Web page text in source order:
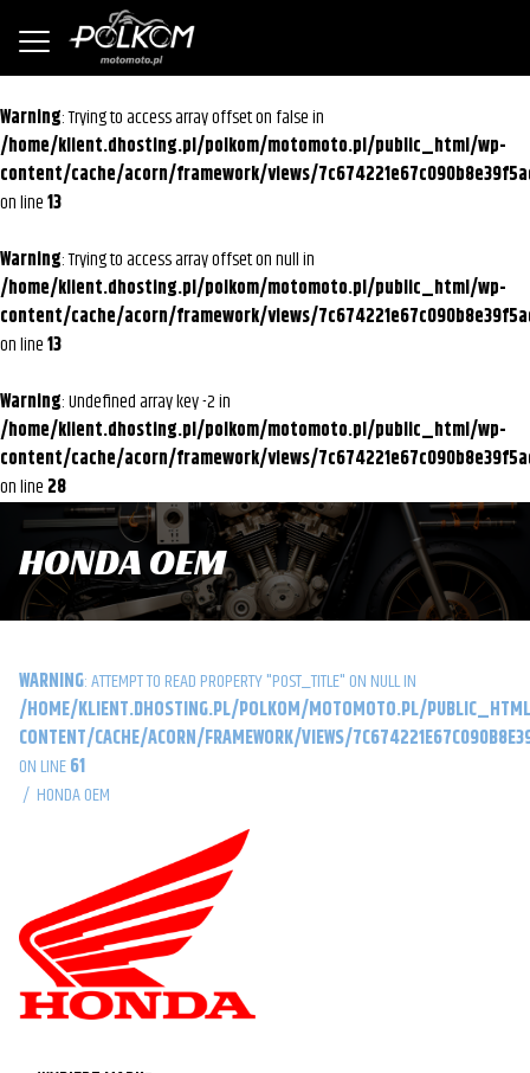
Warning : Trying to access array offset on false in
/home/klient.dhosting.pl/polkom/motomoto.pl/public_html/wp-
content/cache/acorn/framework/views/
on line13
Warning : Trying to access array offset on null in
/home/klient.dhosting.pl/polkom/motomoto.pl/public_html/wp-
content/cache/acorn/framework/views/
on line13
Warning : Undefined array key -2 in
/home/klient.dhosting.pl/polkom/motomoto.pl/public_html/wp-
content/cache/acorn/framework/views/
on line 28
HONDA OEM
WARNING : ATTEMPT TO READ PROPERTY "POST_TITLE" ON NULL IN
/HOME/KLIENT.DHOSTING.PL/POLKOM/MOTOMOTO.PL/
CONTENT/CACHE/ACORN/FRAMEWORK/VIEWS/
ON LINE61
/ HONDA OEM